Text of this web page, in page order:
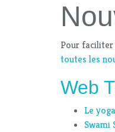
Pour faciliter
toutes les
Web
Le
Swami